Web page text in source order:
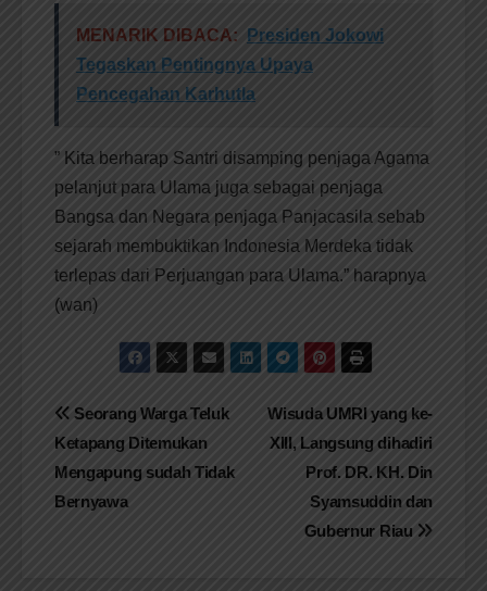
MENARIK DIBACA:
Presiden Jokowi
Tegaskan Pentingnya Upaya
Pencegahan Karhutla
” Kita berharap Santri disamping penjaga Agama
pelanjut para Ulama juga sebagai penjaga
Bangsa dan Negara penjaga Panjacasila sebab
sejarah membuktikan Indonesia Merdeka tidak
terlepas dari Perjuangan para Ulama.” harapnya
(wan)
Navigasi
pos
Wisuda UMRI yang ke-
XIII, Langsung dihadiri
Prof. DR. KH. Din
Syamsuddin dan
Gubernur Riau
Seorang Warga Teluk
Ketapang Ditemukan
Mengapung sudah Tidak
Bernyawa